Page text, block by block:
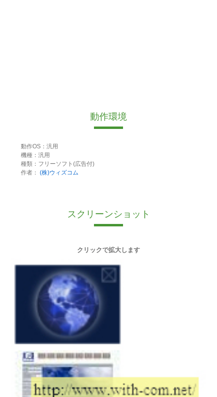
動作環境
動作OS：汎用
機種：汎用
種類：フリーソフト(広告付)
作者： (株)ウィズコム
スクリーンショット
クリックで拡大します